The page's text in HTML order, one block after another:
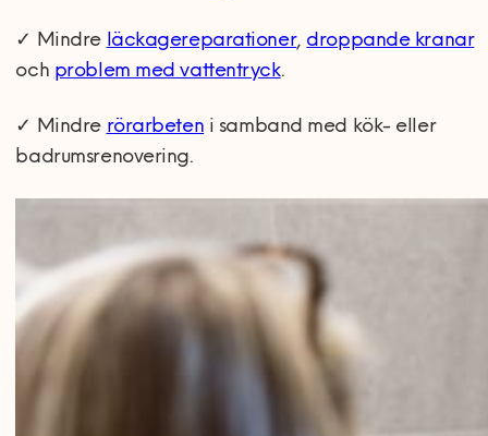
✓ Mindre läckagereparationer, droppande kranar
och problem med vattentryck.
✓ Mindre rörarbeten i samband med kök- eller
badrumsrenovering.